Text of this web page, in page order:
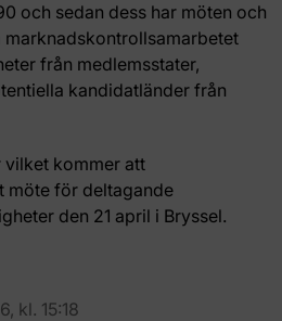
och sedan dess har möten och
från medlemsstater,
kandidatländer från
vilket kommer att
möte för deltagande
den 21 april i Bryssel.
kl. 15:18